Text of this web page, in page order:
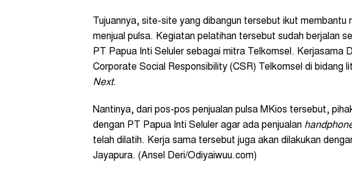
Tujuannya, site-site yang dibangun tersebut ikut
menjual pulsa. Kegiatan pelatihan tersebut sudah berjalan
PT Papua Inti Seluler sebagai mitra Telkomsel. Kerjasama
Corporate Social Responsibility (CSR) Telkomsel di bidang
Next.
Nantinya, dari pos-pos penjualan pulsa MKios tersebut,
dengan PT Papua Inti Seluler agar ada penjualan
telah dilatih. Kerja sama tersebut juga akan dilakukan
Jayapura. (Ansel Deri/Odiyaiwuu.com)